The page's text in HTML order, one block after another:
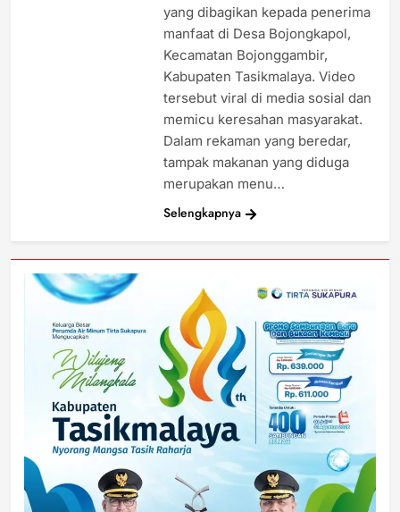
yang dibagikan kepada penerima
manfaat di Desa Bojongkapol,
Kecamatan Bojonggambir,
Kabupaten Tasikmalaya. Video
tersebut viral di media sosial dan
memicu keresahan masyarakat.
Dalam rekaman yang beredar,
tampak makanan yang diduga
merupakan menu…
Selengkapnya